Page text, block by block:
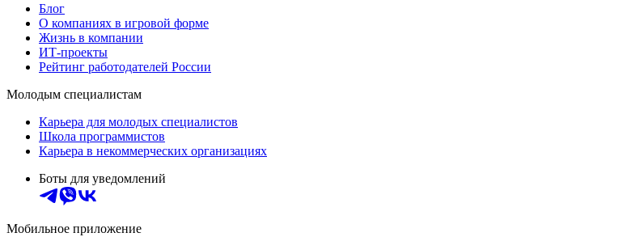
Блог
О компаниях в игровой форме
Жизнь в компании
ИТ-проекты
Рейтинг работодателей России
Молодым специалистам
Карьера для молодых специалистов
Школа программистов
Карьера в некоммерческих организациях
Боты для уведомлений
Мобильное приложение